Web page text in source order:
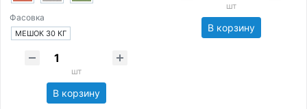
Фасовка
МЕШОК 30 КГ
шт
В корзину
шт
В корзину